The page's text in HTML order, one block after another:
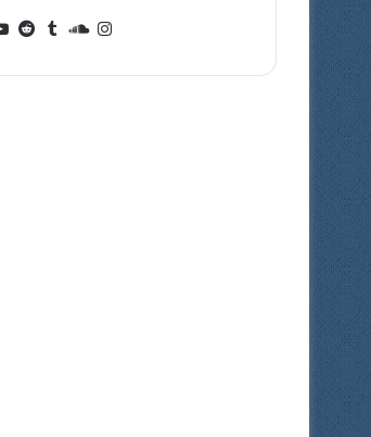
YouTube
RedditTumblrSoundCloud